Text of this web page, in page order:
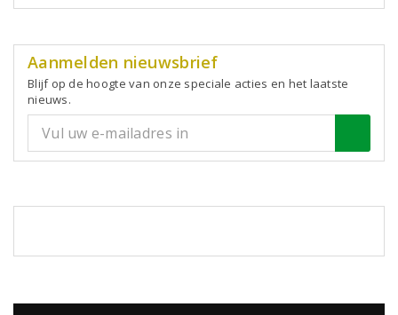
Aanmelden nieuwsbrief
Blijf op de hoogte van onze speciale acties en het laatste
nieuws.